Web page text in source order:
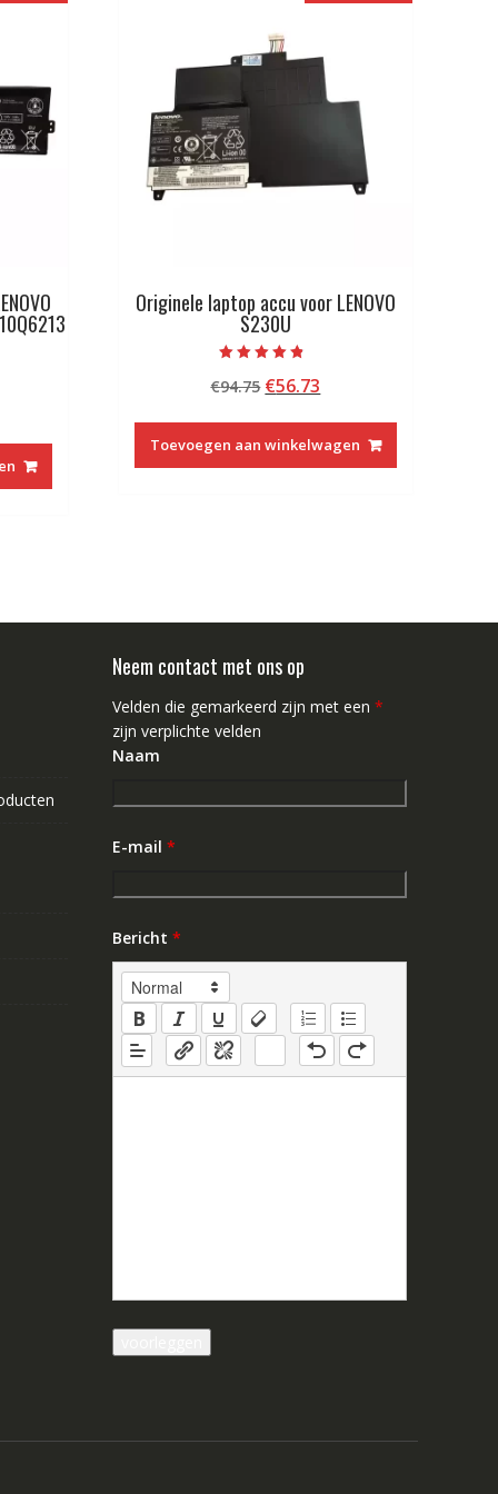
Originele laptop accu voor LENOVO
S230U
met
4.50
€94.75 Oorspronkelijke
was:
€94.75.
€56.73
€56.73.
Toevoegen aan winkelwagen
Neem contact met ons op
Velden die gemarkeerd zijn met een *
zijn verplichte velden
Naam
E-mail *
Bericht *